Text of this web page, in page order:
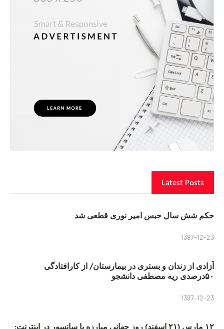
Latest Posts
حکم شش سال حبس امیر نوری قطعی شد
1397-12-23
آزادی از زندان و بستری در بیمارستان/ از کارافتادگی
۵۰درصدی ریه مصطفی دانشجو
1397-12-23
۱۲ مارس (۲۱ اسفند) روز جهانی مبارزه با سانسور در اینترنت: